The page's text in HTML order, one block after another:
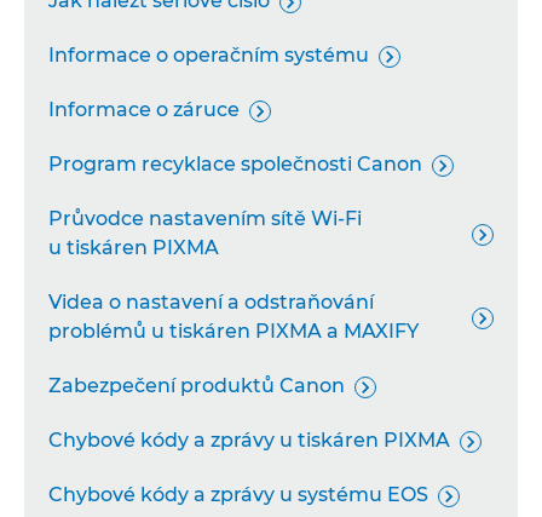
obrazu
Osobní kopírky
Informace o operačním systému 
Informace o záruce 
Program recyklace společnosti Canon 
Průvodce nastavením sítě Wi-Fi
u tiskáren PIXMA

Videa o nastavení a odstraňování
problémů u tiskáren PIXMA a MAXIFY

Zabezpečení produktů Canon 
Chybové kódy a zprávy u tiskáren PIXMA 
Chybové kódy a zprávy u systému EOS 